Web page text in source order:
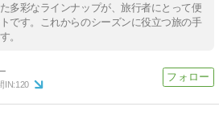
多彩なラインナップが、旅行者にとって便
です。これからのシーズンに役立つ旅の手
。
IN:120